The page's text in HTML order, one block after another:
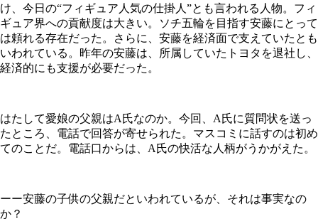
け、今日の“フィギュア人気の仕掛人”とも言われる人物。フィ
ギュア界への貢献度は大きい。ソチ五輪を目指す安藤にとって
は頼れる存在だった。さらに、安藤を経済面で支えていたとも
いわれている。昨年の安藤は、所属していたトヨタを退社し、
経済的にも支援が必要だった。
はたして愛娘の父親はA氏なのか。今回、A氏に質問状を送っ
たところ、電話で回答が寄せられた。マスコミに話すのは初め
てのことだ。電話口からは、A氏の快活な人柄がうかがえた。
ーー安藤の子供の父親だといわれているが、それは事実なの
か？